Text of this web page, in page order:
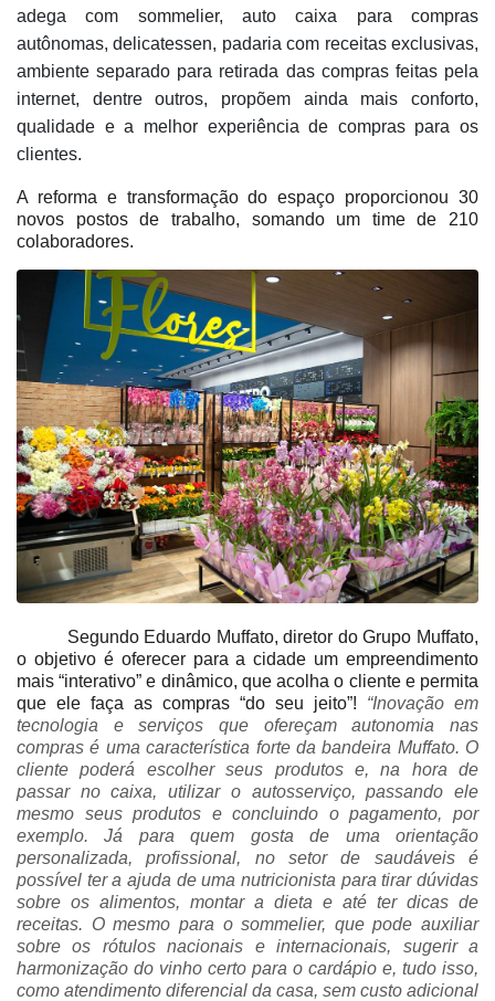
adega com sommelier, auto caixa para compras
autônomas, delicatessen, padaria com receitas exclusivas,
ambiente separado para retirada das compras feitas pela
internet, dentre outros, propõem ainda mais conforto,
qualidade e a melhor experiência de compras para os
clientes.
A reforma e transformação do espaço proporcionou 30
novos postos de trabalho, somando um time de 210
colaboradores.
Segundo Eduardo Muffato, diretor do Grupo Muffato,
o objetivo é oferecer para a cidade um empreendimento
mais “interativo” e dinâmico, que acolha o cliente e permita
que ele faça as compras “do seu jeito”! “Inovação em
tecnologia e serviços que ofereçam autonomia nas
compras é uma característica forte da bandeira Muffato. O
cliente poderá escolher seus produtos e, na hora de
passar no caixa, utilizar o autosserviço, passando ele
mesmo seus produtos e concluindo o pagamento, por
exemplo. Já para quem gosta de uma orientação
personalizada, profissional, no setor de saudáveis é
possível ter a ajuda de uma nutricionista para tirar dúvidas
sobre os alimentos, montar a dieta e até ter dicas de
receitas. O mesmo para o sommelier, que pode auxiliar
sobre os rótulos nacionais e internacionais, sugerir a
harmonização do vinho certo para o cardápio e, tudo isso,
como atendimento diferencial da casa, sem custo adicional